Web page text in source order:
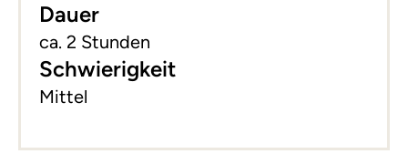
Dauer
ca. 2 Stunden
Schwierigkeit
Mittel